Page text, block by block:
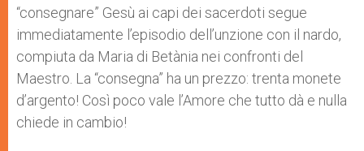
“consegnare” Gesù ai capi dei sacerdoti segue
immediatamente l’episodio dell’unzione con il nardo,
compiuta da Maria di Betània nei confronti del
Maestro. La “consegna” ha un prezzo: trenta monete
d’argento! Così poco vale l’Amore che tutto dà e nulla
chiede in cambio!